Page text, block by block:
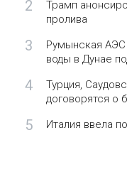
2
Трамп
пролива
3
Румынская АЭС
воды в Дунае
4
Турция,
договорятся о
5 Италия ввела